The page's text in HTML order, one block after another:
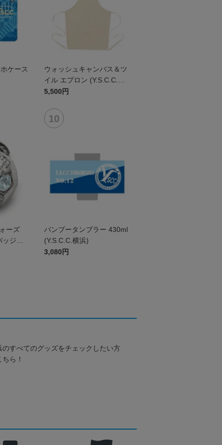
ケース
ウォッシュキャンバス＆ツ
イル エプロン (Y.S.C.C.横
浜)
5,500円
ーズ
ッジ
バンブータンブラー 430ml
(Y.S.C.C.横浜)
3,080円
すべてのグッズをチェックしたい方
ら！